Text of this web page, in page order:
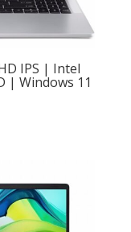
IPS | Intel
| Windows 11